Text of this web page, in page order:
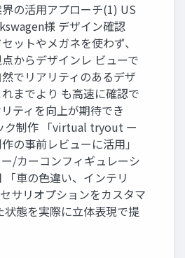
の活用アプローチ(1) US
様 デザイン確認
セットやメガネを使わず、
からデザインレ ビューで
でリアリティのあるデザ
までより も高速に確認で
ティを向上が期待でき
ク制作 「virtual tryout ー
の事前レビューに活用」
/カーコンフィギュレーシ
「車の色違い、インテリ
サリオプションをカスタマ
状態を実際に立体表現で提